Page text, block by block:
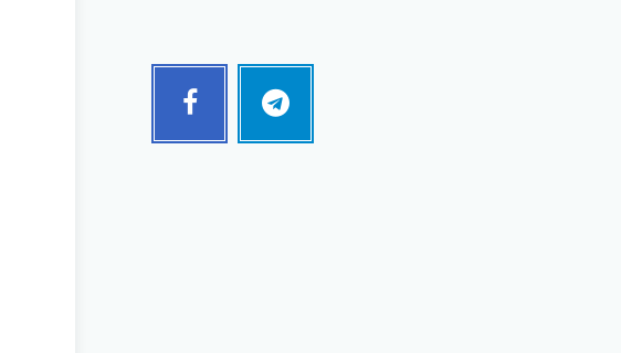
Facebook
Follow
Telegram
Follow